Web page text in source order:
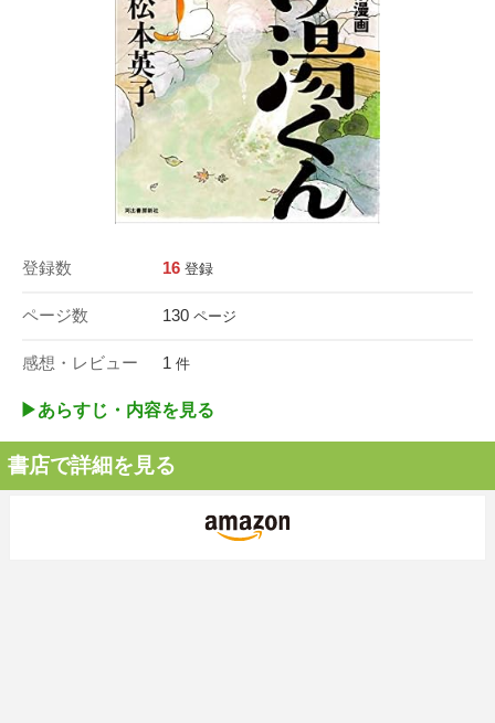
登録数 16 登録
ページ数 130 ページ
感想・レビュー 1 件
▶︎あらすじ・内容を見る
書店で詳細を見る